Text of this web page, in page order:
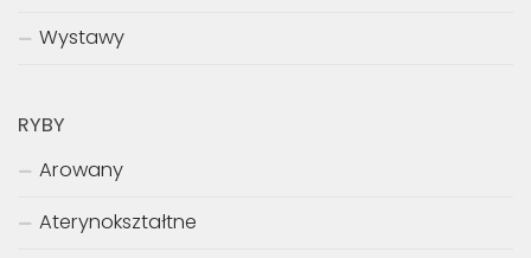
Wystawy
RYBY
Arowany
Aterynokształtne